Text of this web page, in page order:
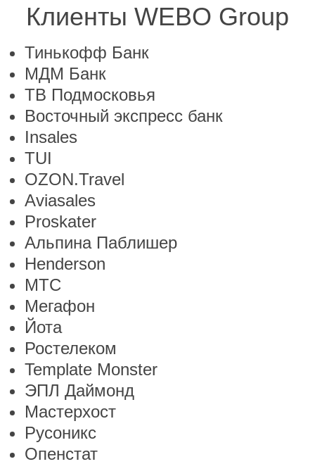
Клиенты WEBO Group
Тинькофф Банк
МДМ Банк
ТВ Подмосковья
Восточный экспресс банк
Insales
TUI
OZON.Travel
Aviasales
Proskater
Альпина Паблишер
Henderson
МТС
Мегафон
Йота
Ростелеком
Template Monster
ЭПЛ Даймонд
Мастерхост
Русоникс
Опенстат